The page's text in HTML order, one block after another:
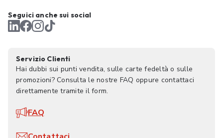
Seguici anche sui social
Servizio Clienti
Hai dubbi sui punti vendita, sulle carte fedeltà o sulle
promozioni? Consulta le nostre FAQ oppure contattaci
direttamente tramite il form.
FAQ